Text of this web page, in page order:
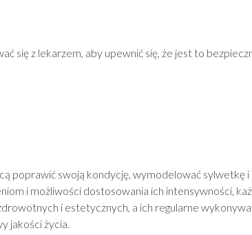
się z lekarzem, aby upewnić się, że jest to
poprawić swoją kondycję, wymodelować sylwetkę i
i możliwości dostosowania ich intensywności,
i estetycznych, a ich regularne
jakości życia.